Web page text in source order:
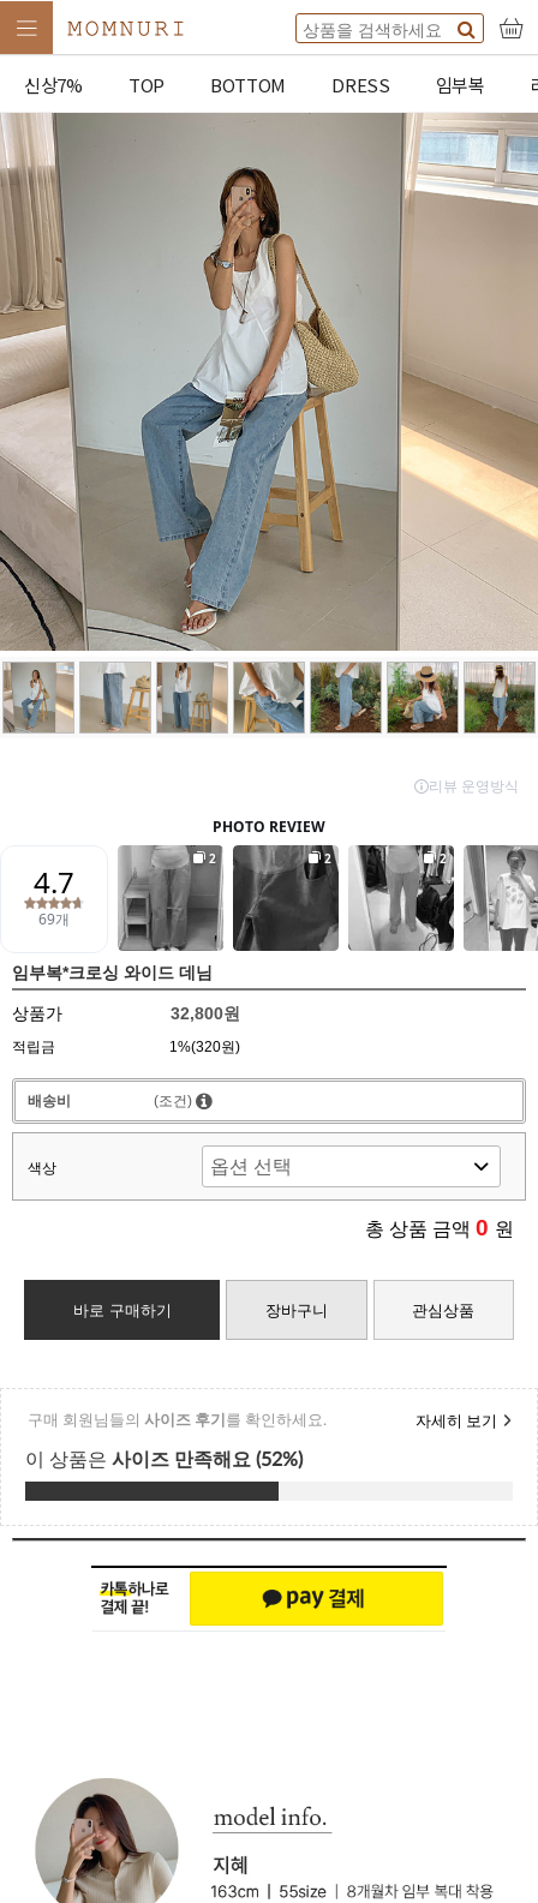
신상7% TOP BOTTOM DRESS 임부복
임부복*크로싱 와이드 데님
상품가 32,800원
적립금 1%(320원)
배송비 (조건)
색상
총 상품 금액 0 원
바로 구매하기 장바구니 관심상품